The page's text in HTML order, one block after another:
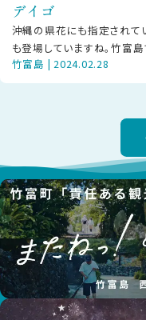
デイゴ
沖縄の県花にも指定されて
も登場していますね。竹富
は3～5月頃で、初夏に真っ赤
竹富島 | 2024.02.28